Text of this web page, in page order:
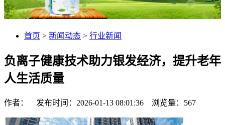
首页 > 新闻动态 > 行业新闻
负离子健康技术助力银发经济，提升老年
人生活质量
作者： 发布时间：2026-01-13 08:01:36 浏览量： 567